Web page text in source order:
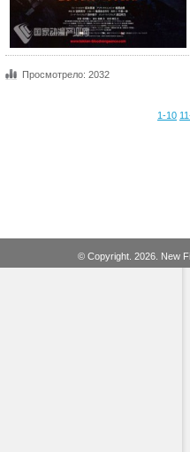
Просмотрело: 2032
1-10
© Copyright. 2026. New